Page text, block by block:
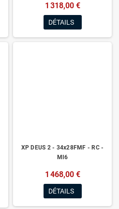
1 318,00 €
DÉTAILS
XP DEUS 2 - 34x28FMF - RC -
MI6
1 468,00 €
DÉTAILS